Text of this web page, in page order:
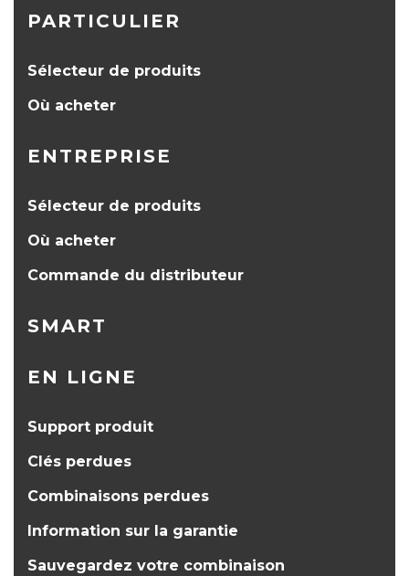
PARTICULIER
Sélecteur de produits
Où acheter
ENTREPRISE
Sélecteur de produits
Où acheter
Commande du distributeur
SMART
EN LIGNE
Support produit
Clés perdues
Combinaisons perdues
Information sur la garantie
Sauvegardez votre combinaison